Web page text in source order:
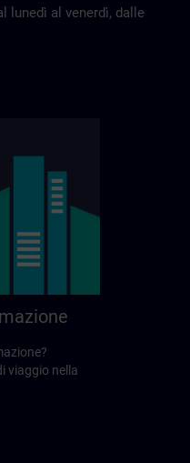
lunedì al venerdì, dalle
viaggio nella